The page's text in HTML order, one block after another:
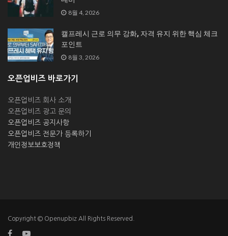
8월 4, 2026
캘프레시 근로 의무 강화, 자격 유지 위한 핵심 체크
포인트
8월 3, 2026
오픈업비즈 바로가기
오픈업비즈 회사 소개
오픈업비즈 광고 문의
오픈업비즈 공지사항
오픈업비즈 전문가 등록하기
개인정보보호정책
Copyright © Openupbiz All Rights Reserved.